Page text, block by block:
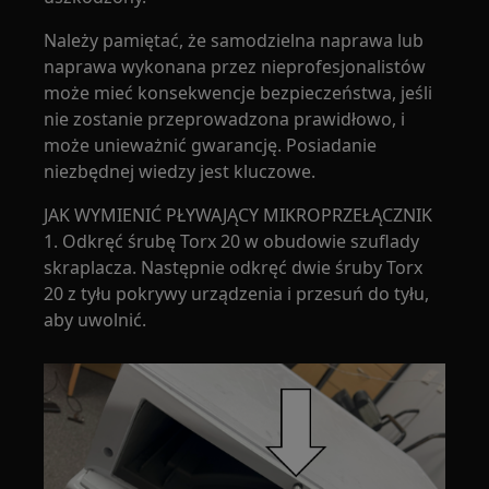
Należy pamiętać, że samodzielna naprawa lub
naprawa wykonana przez nieprofesjonalistów
może mieć konsekwencje bezpieczeństwa, jeśli
nie zostanie przeprowadzona prawidłowo, i
może unieważnić gwarancję. Posiadanie
niezbędnej wiedzy jest kluczowe.
JAK WYMIENIĆ PŁYWAJĄCY MIKROPRZEŁĄCZNIK
1. Odkręć śrubę Torx 20 w obudowie szuflady
skraplacza. Następnie odkręć dwie śruby Torx
20 z tyłu pokrywy urządzenia i przesuń do tyłu,
aby uwolnić.